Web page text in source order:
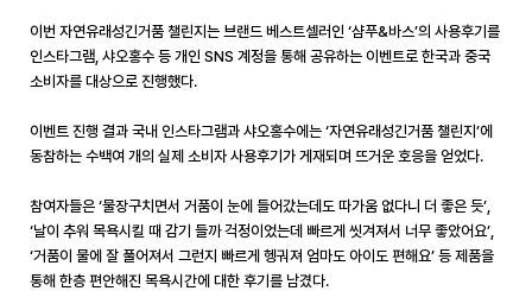
이번 자연유래성긴거품 챌린지는 브랜드 베스트셀러인 ‘샴푸&바스’의 사용후기를
인스타그램, 샤오홍수 등 개인 SNS 계정을 통해 공유하는 이벤트로 한국과 중국
소비자를 대상으로 진행했다.
이벤트 진행 결과 국내 인스타그램과 샤오홍수에는 ‘자연유래성긴거품 챌린지’에
동참하는 수백여 개의 실제 소비자 사용후기가 게재되며 뜨거운 호응을 얻었다.
참여자들은 ‘물장구치면서 거품이 눈에 들어갔는데도 따가움 없다니 더 좋은 듯’,
‘날이 추워 목욕시킬 때 감기 들까 걱정이었는데 빠르게 씻겨져서 너무 좋았어요’,
‘거품이 물에 잘 풀어져서 그런지 빠르게 헹궈져 엄마도 아이도 편해요’ 등 제품을
통해 한층 편안해진 목욕시간에 대한 후기를 남겼다.